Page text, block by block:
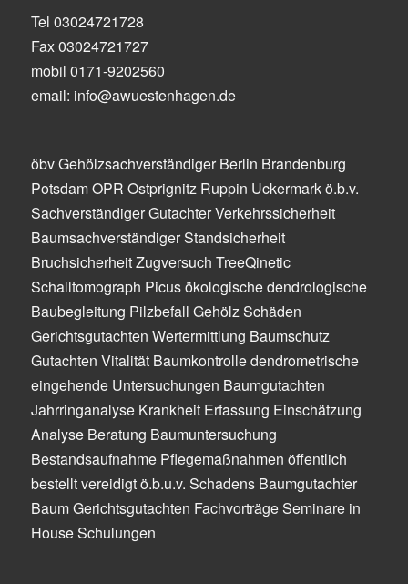
Tel 03024721728
Fax 03024721727
mobil 0171-9202560
email: info@awuestenhagen.de
öbv Gehölzsachverständiger Berlin Brandenburg
Potsdam OPR Ostprignitz Ruppin Uckermark ö.b.v.
Sachverständiger Gutachter Verkehrssicherheit
Baumsachverständiger Standsicherheit
Bruchsicherheit Zugversuch TreeQinetic
Schalltomograph Picus ökologische dendrologische
Baubegleitung Pilzbefall Gehölz Schäden
Gerichtsgutachten Wertermittlung Baumschutz
Gutachten Vitalität Baumkontrolle dendrometrische
eingehende Untersuchungen Baumgutachten
Jahrringanalyse Krankheit Erfassung Einschätzung
Analyse Beratung Baumuntersuchung
Bestandsaufnahme Pflegemaßnahmen öffentlich
bestellt vereidigt ö.b.u.v. Schadens Baumgutachter
Baum Gerichtsgutachten Fachvorträge Seminare in
House Schulungen